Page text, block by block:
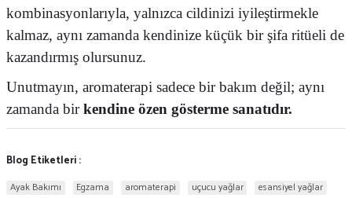
kombinasyonlarıyla, yalnızca cildinizi iyileştirmekle
kalmaz, aynı zamanda kendinize küçük bir şifa ritüeli de
kazandırmış olursunuz.
Unutmayın, aromaterapi sadece bir bakım değil; aynı
zamanda birkendine özen gösterme sanatıdır.
Blog Etiketleri :
Ayak Bakımı Egzama aromaterapi uçucu yağlar
esansiyel yağlar